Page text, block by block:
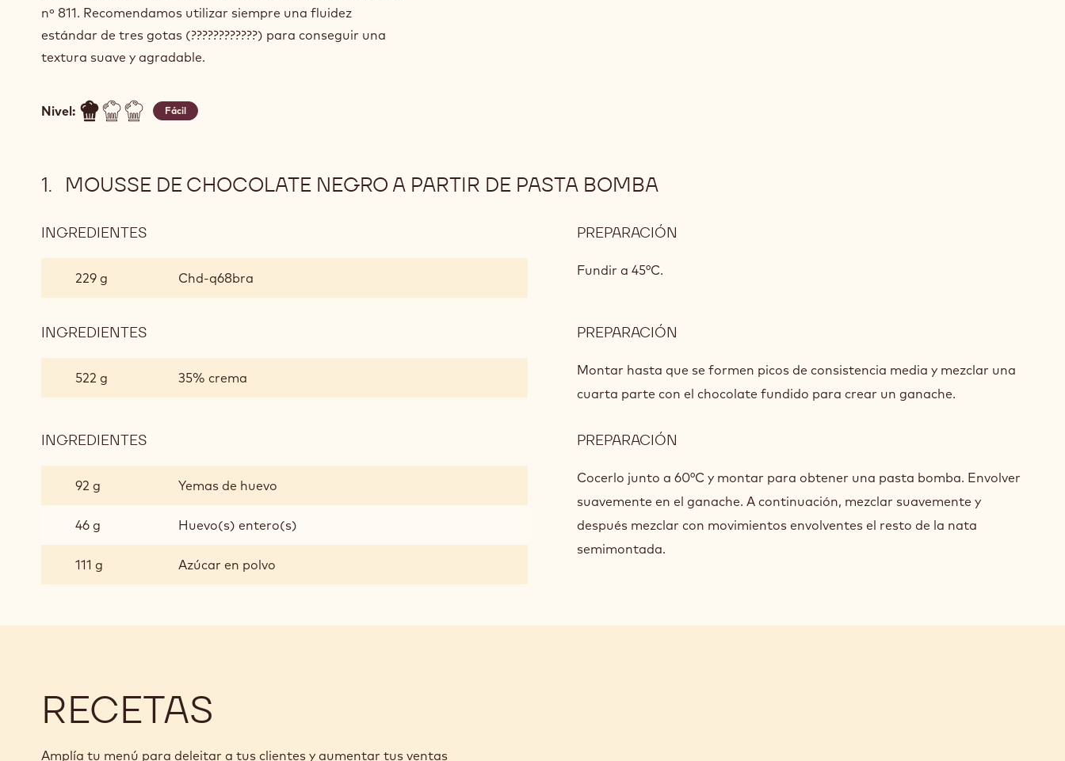
nº 811. Recomendamos utilizar siempre una fluidez
estándar de tres gotas (????????????) para conseguir una
textura suave y agradable.
Nivel: Fácil
MOUSSE DE CHOCOLATE NEGRO A PARTIR DE PASTA BOMBA
INGREDIENTES
CHOCOLATE
PASTA
BOMBA
229 g Chd-q68bra
PREPARACIÓN
DE
PASTA
BOMBA
Fundir a 45°C.
INGREDIENTES
DE
PASTA
BOMBA
522 g 35% crema
PREPARACIÓN
DE
CHOCOLATE
PASTA
BOMBA
Montar hasta que se formen picos de consistencia media y mezclar una
cuarta parte con el chocolate fundido para crear un ganache.
INGREDIENTES
NEGRO
92 g Yemas de huevo
46 g Huevo(s) entero(s)
111 g Azúcar en polvo
PREPARACIÓN
DE
CHOCOLATE
A
Cocerlo junto a 60°C y montar para obtener una pasta bomba. Envolver
suavemente en el ganache. A continuación, mezclar suavemente y
después mezclar con movimientos envolventes el resto de la nata
semimontada.
RECETAS
Amplía tu menú para deleitar a tus clientes y aumentar tus ventas